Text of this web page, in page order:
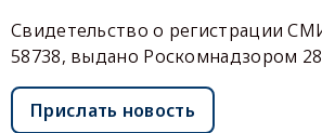
Свидетельство о регистрации
58738, выдано Роскомнадзором
Прислать новость